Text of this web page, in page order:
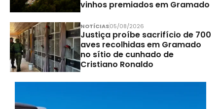
vinhos premiados em Gramado
NOTÍCIAS05/08/2026
Justiça proíbe sacrifício de 700
aves recolhidas em Gramado
no sítio de cunhado de
Cristiano Ronaldo